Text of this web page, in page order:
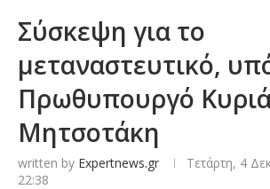
Σύσκεψη για το
μεταναστευτικό,
Πρωθυπουργό
Μητσοτάκη
written by Expertnews.gr
Τετάρτη, 4
22:38